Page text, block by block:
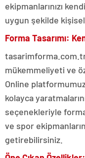
ekipmanlarınızı
uygun şekilde
Forma Tasarımı:
mükemmeliyeti ve
Online
kolayca
seçenekleriyle
ve spor
getirebilirsiniz.